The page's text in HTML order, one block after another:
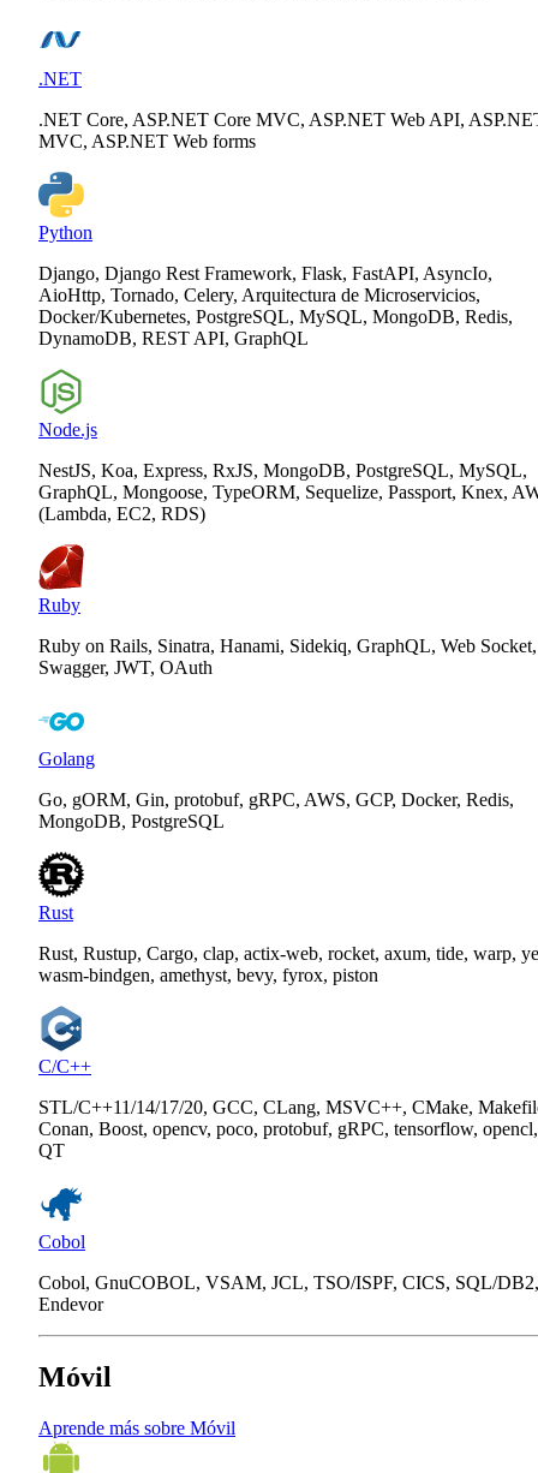
.NET
.NET Core, ASP.NET Core MVC, ASP.NET Web API,
MVC, ASP.NET Web forms
Python
Django, Django Rest Framework, Flask, FastAPI, AsyncIo,
AioHttp, Tornado, Celery, Arquitectura de Microservicios,
Docker/Kubernetes, PostgreSQL, MySQL, MongoDB, Redis,
DynamoDB, REST API, GraphQL
Node.js
NestJS, Koa, Express, RxJS, MongoDB, PostgreSQL, MySQL,
GraphQL, Mongoose, TypeORM, Sequelize, Passport, Knex,
(Lambda, EC2, RDS)
Ruby
Ruby on Rails, Sinatra, Hanami, Sidekiq, GraphQL, Web Socket,
Swagger, JWT, OAuth
Golang
Go, gORM, Gin, protobuf, gRPC, AWS, GCP, Docker, Redis,
MongoDB, PostgreSQL
Rust
Rust, Rustup, Cargo, clap, actix-web, rocket, axum, tide, warp,
wasm-bindgen, amethyst, bevy, fyrox, piston
C/C++
STL/C++11/14/17/20, GCC, CLang, MSVC++, CMake,
Conan, Boost, opencv, poco, protobuf, gRPC, tensorflow, opencl,
QT
Cobol
Cobol, GnuCOBOL, VSAM, JCL, TSO/ISPF, CICS, SQL/DB2,
Endevor
Móvil
Aprende más sobre Móvil